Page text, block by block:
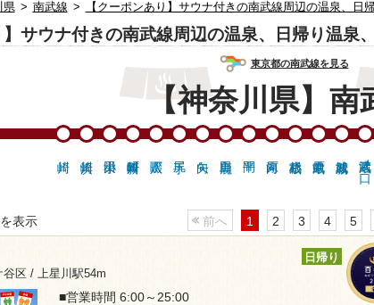
県 > 南武線 > 【クーポンあり】サウナ付きの南武線周辺の温泉、日
】サウナ付きの南武線周辺の温泉、日帰り温泉
東京都の南武線を見る
【神奈川県】南
武蔵溝ノ口
表示 前へ 1 2 3 4 5
谷区 / 上星川駅54m
日帰り
■営業時間 6:00～25:00